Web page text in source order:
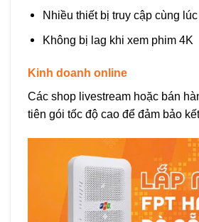
Nhiều thiết bị truy cập cùng lúc
Không bị lag khi xem phim 4K
Kinh doanh online
Các shop livestream hoặc bán
tiên gói tốc độ cao để đảm bảo